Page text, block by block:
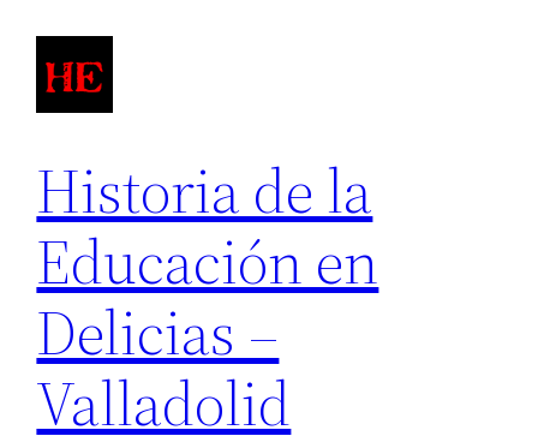
contenido
Historia de la
Educación en
Delicias –
Valladolid